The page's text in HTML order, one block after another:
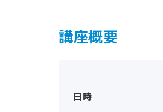
講座概要
日時